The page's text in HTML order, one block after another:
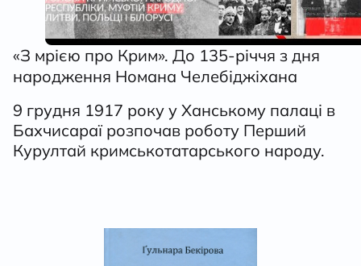
«З мрією про Крим». До 135-річчя з дня
народження Номана Челебіджіхана
9 грудня 1917 року у Ханському палаці в
Бахчисараї розпочав роботу Перший
Курултай кримськотатарського народу.